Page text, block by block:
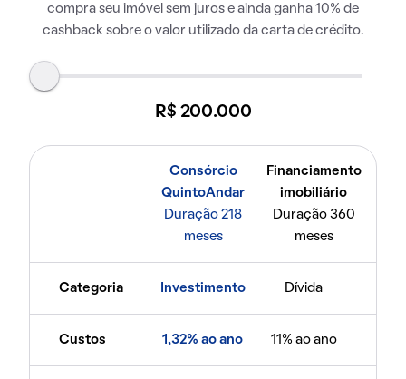
compra seu imóvel sem juros e ainda ganha 10% de
cashback sobre o valor utilizado da carta de crédito.
R$ 200.000
Consórcio
QuintoAndar
Duração 218
meses
Financiamento
imobiliário
Duração 360
meses
Categoria Investimento Dívida
Custos 1,32% ao ano 11% ao ano